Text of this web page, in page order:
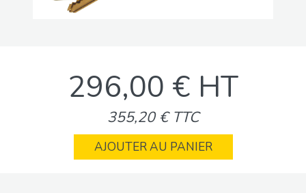
296,00 € HT
355,20 € TTC
AJOUTER AU PANIER